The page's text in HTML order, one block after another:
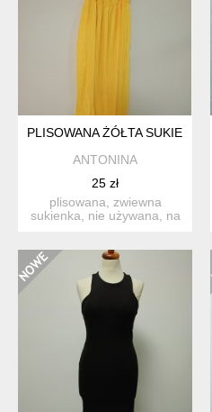
PLISOWANA ŻÓŁTA SUKIENKA S
ANTONINA
25 zł
plisowana, zwiewna
sukienka, nie używana, na